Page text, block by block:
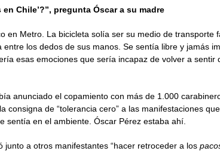
Chile’?”, pregunta Óscar a su madre
en Metro. La bicicleta solía ser su medio de transporte
los dedos de sus manos. Se sentía libre y jamás
esas emociones que sería incapaz de volver a sentir
anunciado el copamiento con más de 1.000
consigna de “tolerancia cero” a las manifestaciones
sentía en el ambiente. Óscar Pérez estaba ahí.
a otros manifestantes “hacer retroceder a los